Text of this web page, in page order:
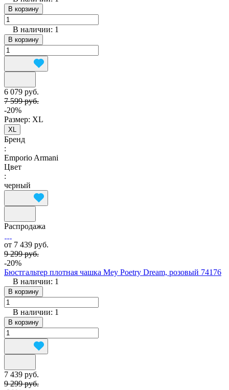
В корзину
В наличии: 1
В корзину
6 079 руб.
7 599 руб.
-20%
Размер: XL
XL
Бренд
:
Emporio Armani
Цвет
:
черный
Распродажа
от 7 439 руб.
9 299 руб.
-20%
Бюстгальтер плотная чашка Mey Poetry Dream, розовый 74176
В наличии: 1
В корзину
В наличии: 1
В корзину
7 439 руб.
9 299 руб.